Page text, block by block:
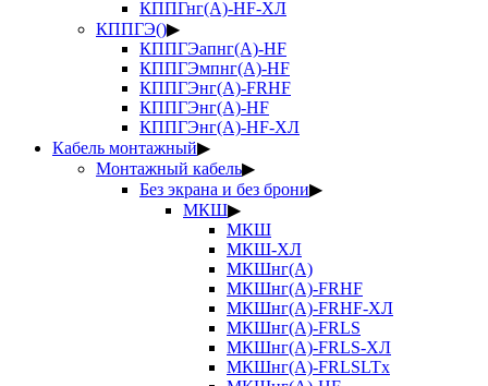
КППГнг(А)-HF-ХЛ
КППГЭ()▶
КППГЭапнг(А)-HF
КППГЭмпнг(А)-HF
КППГЭнг(А)-FRHF
КППГЭнг(А)-HF
КППГЭнг(А)-HF-ХЛ
Кабель монтажный▶
Монтажный кабель▶
Без экрана и без брони▶
МКШ▶
МКШ
МКШ-ХЛ
МКШнг(А)
МКШнг(А)-FRHF
МКШнг(А)-FRHF-ХЛ
МКШнг(А)-FRLS
МКШнг(А)-FRLS-ХЛ
МКШнг(А)-FRLSLTx